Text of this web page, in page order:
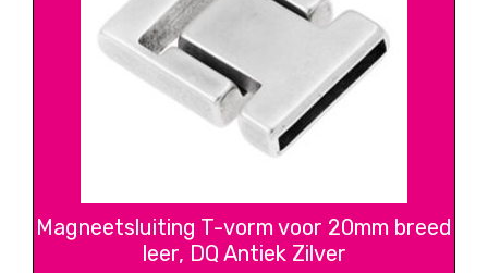
Magneetsluiting T-vorm voor 20mm breed
leer, DQ Antiek Zilver